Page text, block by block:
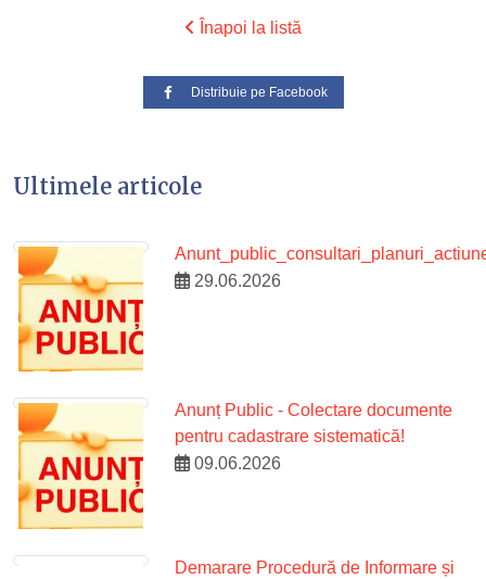
Înapoi la listă
Distribuie pe Facebook
Ultimele articole
29.06.2026
Anunț Public - Colectare documente
pentru cadastrare sistematică!
09.06.2026
Demarare Procedură de Informare și